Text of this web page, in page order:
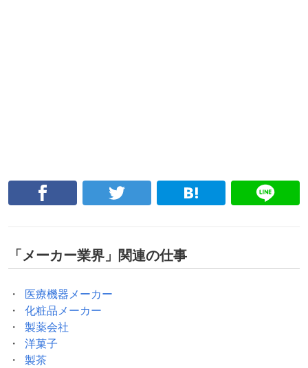
「メーカー業界 」関連の仕事
医療機器メーカー
化粧品メーカー
製薬会社
洋菓子
製茶